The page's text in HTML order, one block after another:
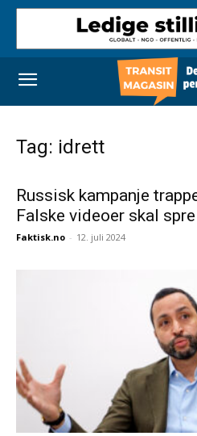
Tag: idrett
Russisk kampanje
Falske videoer skal
Faktisk.no - 12. juli 2024